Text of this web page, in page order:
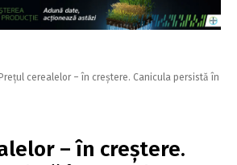
Prețul cerealelor – în creștere. Canicula persistă în
– în creștere.